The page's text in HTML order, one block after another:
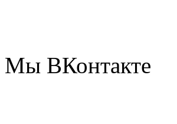
Мы ВКонтакте